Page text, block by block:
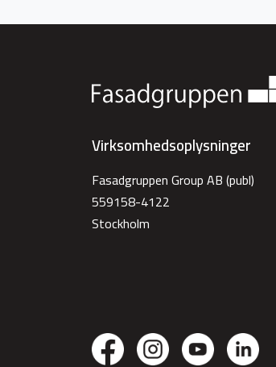
Virksomhedsoplysninger
Fasadgruppen Group AB (publ)
559158-4122
Stockholm